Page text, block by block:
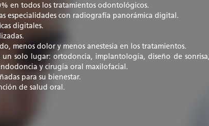
en todos los tratamientos odontológicos.
especialidades con radiografía panorámica digital.
digitales.
menos dolor y menos anestesia en los tratamientos.
un solo lugar: ortodoncia, implantología, diseño de
y cirugía oral maxilofacial.
para su bienestar.
de salud oral.